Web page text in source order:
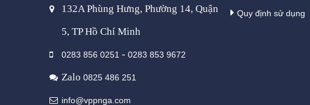
132A Phùng Hưng, Phường 14, Quận
5, TP Hồ Chí Minh
0283 856 0251 - 0283 853 9672
Zalo 0825 486 251
info@vppnga.com
Quy định sử dụng